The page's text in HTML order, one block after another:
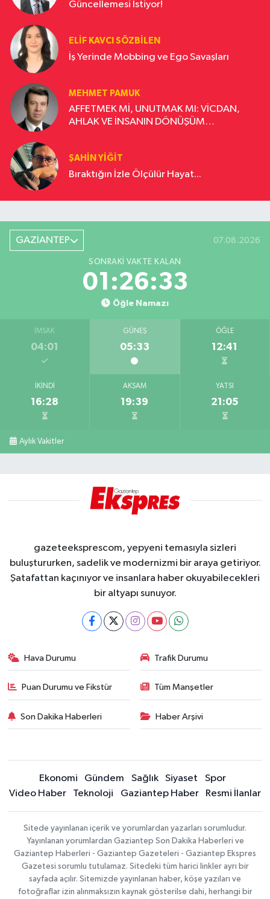
Güncellemesi İstiyor!
ELIF KAVCI SÖZBILEN
İş Yerinde Mobbing ve Ego Savaşları
MEHMET PAMUK
AFFETMEK Mİ, UNUTMAK MI: VİCDAN,
AHLAK VE İNSANIN DÖNÜŞÜM
ŞAHIN YIĞIT
Bıraktığın İzle Ölçülür Hayat...
GAZİANTEP 07.08.2026
SONRAKI VAKTE KALAN
01:26:32
Öğle Namazı
İMSAK
04:01
GÜNEŞ
05:33
ÖĞLE
12:41
İKINDI
16:28
AKŞAM
19:39
YATSI
21:05
Aylık Vakitler
gazeteeksprescom, yepyeni temasıyla sizleri
buluştururken, sadelik ve modernizmi bir araya getiriyor.
Şatafattan kaçınıyor ve insanlara haber okuyabilecekleri
bir altyapı sunuyor.
Hava Durumu Trafik Durumu
Puan Durumu ve Fikstür Tüm Manşetler
Son Dakika Haberleri Haber Arşivi
Ekonomi Gündem Sağlık Siyaset
Spor
Video Haber
Teknoloji Gaziantep Haber Resmi İlanlar
Sitede yayınlanan içerik ve yorumlardan yazarları sorumludur.
Yayınlanan yorumlardan Gaziantep Son Dakika Haberleri ve
Gaziantep Haberleri - Gaziantep Gazeteleri - Gaziantep Ekspres
Gazetesi sorumlu tutulamaz. Sitedeki tüm harici linkler ayrı bir
sayfada açılır. Sitemizde yayınlanan haber, köşe yazıları ve
fotoğraflar izin alınmaksızın kaynak gösterilse dahi, herhangi bir